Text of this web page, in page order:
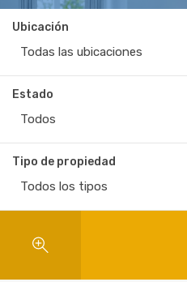
Ubicación
Todas las ubicaciones
Estado
Todos
Tipo de propiedad
Todos los tipos